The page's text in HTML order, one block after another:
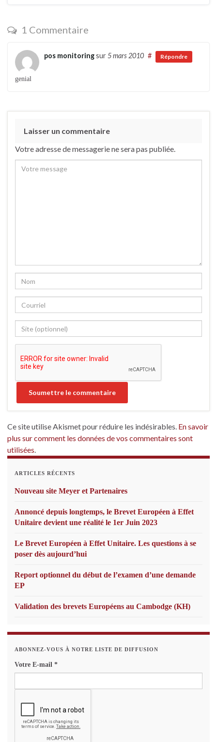
1 Commentaire
pos monitoringsur 5 mars 2010 # Répondre
genial
Laisser un commentaire
Votre adresse de messagerie ne sera pas publiée.
Ce site utilise Akismet pour réduire les indésirables. En savoir
plus sur comment les données de vos commentaires sont
utilisées.
ARTICLES RÉCENTS
Nouveau site Meyer et Partenaires
Annoncé depuis longtemps, le Brevet Européen à Effet
Unitaire devient une réalité le 1er Juin 2023
Le Brevet Européen à Effet Unitaire. Les questions à se
poser dès aujourd’hui
Report optionnel du début de l’examen d’une demande
EP
Validation des brevets Européens au Cambodge (KH)
ABONNEZ-VOUS À NOTRE LISTE DE DIFFUSION
Votre E-mail *